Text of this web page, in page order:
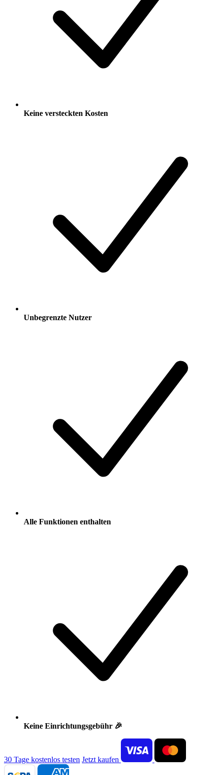
Keine versteckten Kosten
Unbegrenzte Nutzer
Alle Funktionen enthalten
Keine Einrichtungsgebühr 🎉
30 Tage kostenlos testen Jetzt kaufen